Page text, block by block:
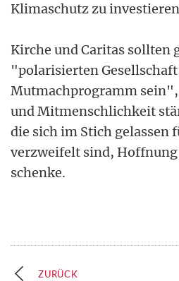
Klimaschutz zu
Kirche und Caritas sollten
"polarisierten
Mutmachprogramm
und Mitmenschlichkeit
die sich im Stich gelassen
verzweifelt sind,
schenke.
ZURÜCK